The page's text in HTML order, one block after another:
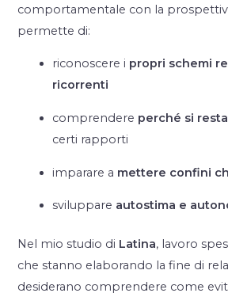
comportamentale con la
permette di:
riconoscere i propri schemi
ricorrenti
comprendere perché si
certi rapporti
imparare a mettere confini
sviluppare autostima e
Nel mio studio di Latina, lavoro
che stanno elaborando la fine di
desiderano comprendere come